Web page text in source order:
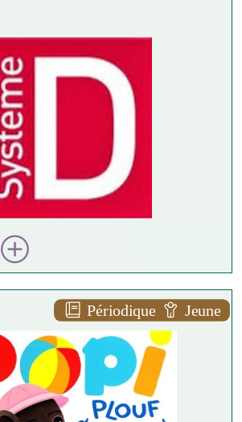
Plus d'infos
Périodique Jeune
- n°480 - août 2026
Bayard ( 2026 )
Plus d'infos